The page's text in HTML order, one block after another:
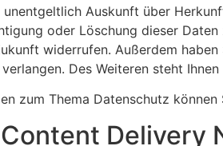
Auskunft über
oder Löschung dieser
widerrufen. Außerdem
Des Weiteren steht
zum Thema Datenschutz
Delivery